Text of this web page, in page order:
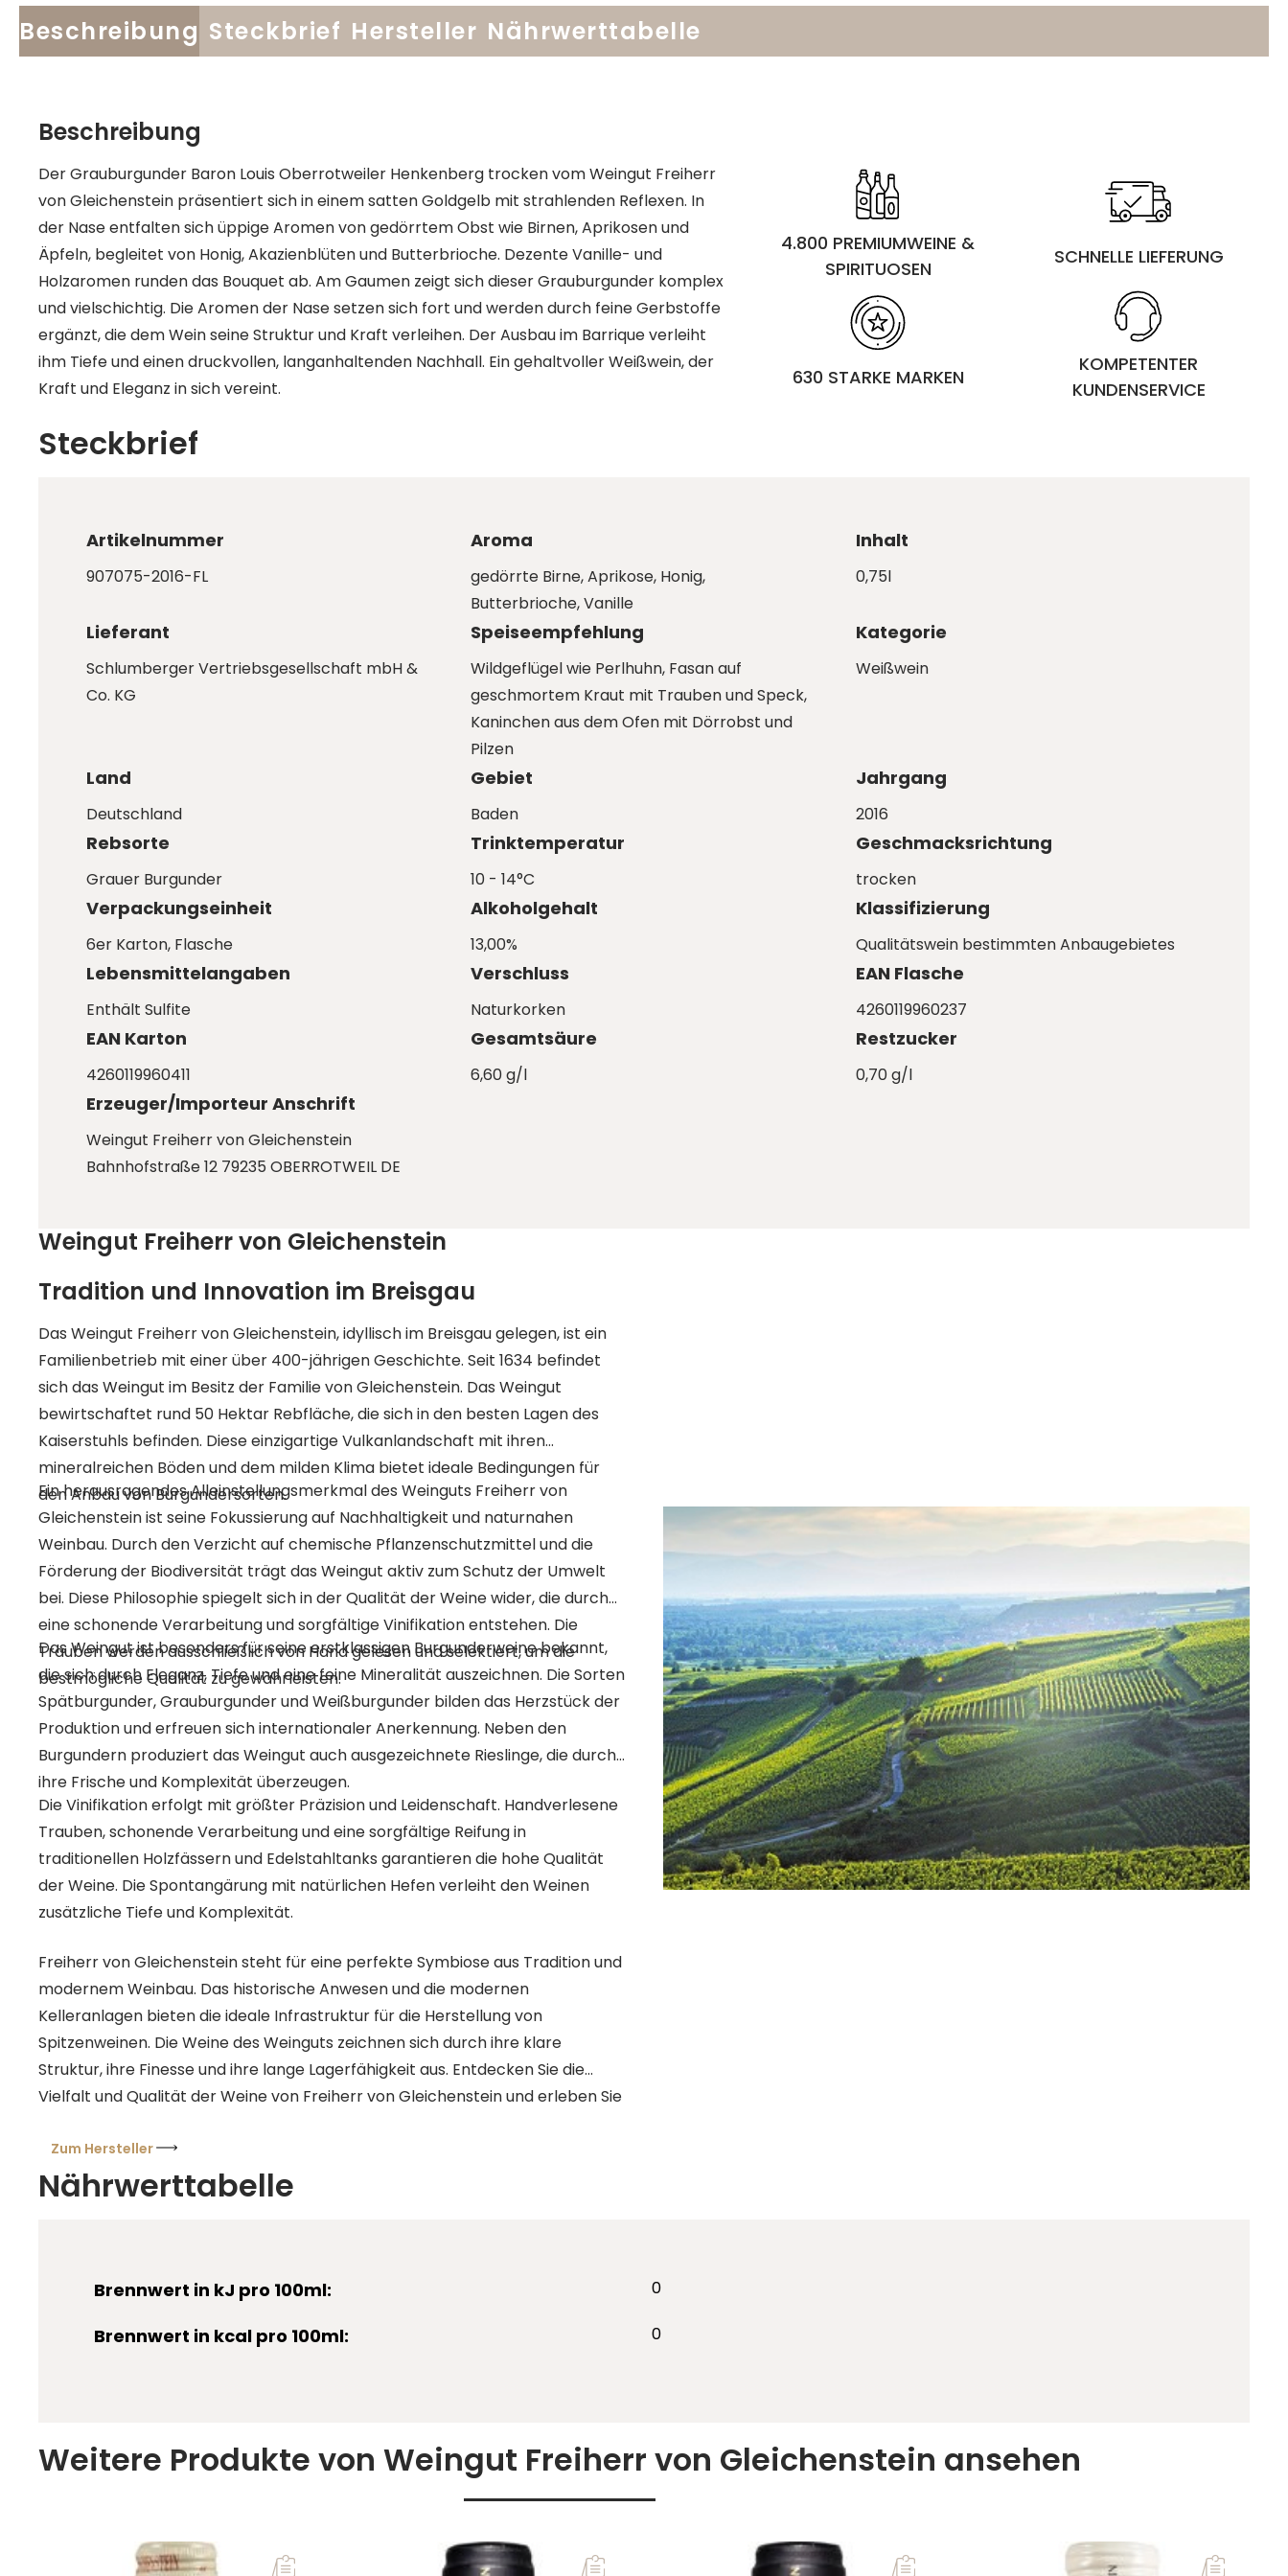
Beschreibung Steckbrief Hersteller Nährwerttabelle
Beschreibung
Der Grauburgunder Baron Louis Oberrotweiler Henkenberg trocken vom Weingut Freiherr
von Gleichenstein präsentiert sich in einem satten Goldgelb mit strahlenden Reflexen. In
der Nase entfalten sich üppige Aromen von gedörrtem Obst wie Birnen, Aprikosen und
Äpfeln, begleitet von Honig, Akazienblüten und Butterbrioche. Dezente Vanille- und
Holzaromen runden das Bouquet ab. Am Gaumen zeigt sich dieser Grauburgunder komplex
und vielschichtig. Die Aromen der Nase setzen sich fort und werden durch feine Gerbstoffe
ergänzt, die dem Wein seine Struktur und Kraft verleihen. Der Ausbau im Barrique verleiht
ihm Tiefe und einen druckvollen, langanhaltenden Nachhall. Ein gehaltvoller Weißwein, der
Kraft und Eleganz in sich vereint.
4.800 PREMIUMWEINE &
SPIRITUOSEN
SCHNELLE LIEFERUNG
630 STARKE MARKEN
KOMPETENTER
KUNDENSERVICE
Steckbrief
Artikelnummer
907075-2016-FL
Aroma
gedörrte Birne, Aprikose, Honig,
Butterbrioche, Vanille
Inhalt
0,75l
Lieferant
Schlumberger Vertriebsgesellschaft mbH &
Co. KG
Speiseempfehlung
Wildgeflügel wie Perlhuhn, Fasan auf
geschmortem Kraut mit Trauben und Speck,
Kaninchen aus dem Ofen mit Dörrobst und
Pilzen
Kategorie
Weißwein
Land
Deutschland
Gebiet
Baden
Jahrgang
2016
Rebsorte
Grauer Burgunder
Trinktemperatur
10 - 14°C
Geschmacksrichtung
trocken
Verpackungseinheit
6er Karton, Flasche
Alkoholgehalt
13,00%
Klassifizierung
Qualitätswein bestimmten Anbaugebietes
Lebensmittelangaben
Enthält Sulfite
Verschluss
Naturkorken
EAN Flasche
4260119960237
EAN Karton
4260119960411
Gesamtsäure
6,60 g/l
Restzucker
0,70 g/l
Erzeuger/Importeur Anschrift
Weingut Freiherr von Gleichenstein
Bahnhofstraße 12 79235 OBERROTWEIL DE
Weingut Freiherr von Gleichenstein
Tradition und Innovation im Breisgau
Das Weingut Freiherr von Gleichenstein, idyllisch im Breisgau gelegen, ist ein
Familienbetrieb mit einer über 400-jährigen Geschichte. Seit 1634 befindet
sich das Weingut im Besitz der Familie von Gleichenstein. Das Weingut
bewirtschaftet rund 50 Hektar Rebfläche, die sich in den besten Lagen des
Kaiserstuhls befinden. Diese einzigartige Vulkanlandschaft mit ihren
mineralreichen Böden und dem milden Klima bietet ideale Bedingungen für
den Anbau von Burgundersorten.
Ein herausragendes Alleinstellungsmerkmal des Weinguts Freiherr von
Gleichenstein ist seine Fokussierung auf Nachhaltigkeit und naturnahen
Weinbau. Durch den Verzicht auf chemische Pflanzenschutzmittel und die
Förderung der Biodiversität trägt das Weingut aktiv zum Schutz der Umwelt
bei. Diese Philosophie spiegelt sich in der Qualität der Weine wider, die durch
eine schonende Verarbeitung und sorgfältige Vinifikation entstehen. Die
Trauben werden ausschließlich von Hand gelesen und selektiert, um die
bestmögliche Qualität zu gewährleisten.
Das Weingut ist besonders für seine erstklassigen Burgunderweine bekannt,
die sich durch Eleganz, Tiefe und eine feine Mineralität auszeichnen. Die Sorten
Spätburgunder, Grauburgunder und Weißburgunder bilden das Herzstück der
Produktion und erfreuen sich internationaler Anerkennung. Neben den
Burgundern produziert das Weingut auch ausgezeichnete Rieslinge, die durch
ihre Frische und Komplexität überzeugen.
Die Vinifikation erfolgt mit größter Präzision und Leidenschaft. Handverlesene
Trauben, schonende Verarbeitung und eine sorgfältige Reifung in
traditionellen Holzfässern und Edelstahltanks garantieren die hohe Qualität
der Weine. Die Spontangärung mit natürlichen Hefen verleiht den Weinen
zusätzliche Tiefe und Komplexität.
Freiherr von Gleichenstein steht für eine perfekte Symbiose aus Tradition und
modernem Weinbau. Das historische Anwesen und die modernen
Kelleranlagen bieten die ideale Infrastruktur für die Herstellung von
Spitzenweinen. Die Weine des Weinguts zeichnen sich durch ihre klare
Struktur, ihre Finesse und ihre lange Lagerfähigkeit aus. Entdecken Sie die
Vielfalt und Qualität der Weine von Freiherr von Gleichenstein und erleben Sie
Kaiserstuhls widerspiegelt.
Zum Hersteller
Nährwerttabelle
Brennwert in kJ pro 100ml: 0
Brennwert in kcal pro 100ml: 0
Weitere Produkte von Weingut Freiherr von Gleichenstein ansehen